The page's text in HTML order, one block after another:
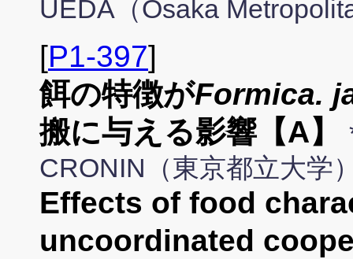
UEDA（Osaka
[P1-397]
餌の特徴がFormica.
搬に与える影響【A】
CRONIN（東京都立大学
Effects of food
uncoordinated